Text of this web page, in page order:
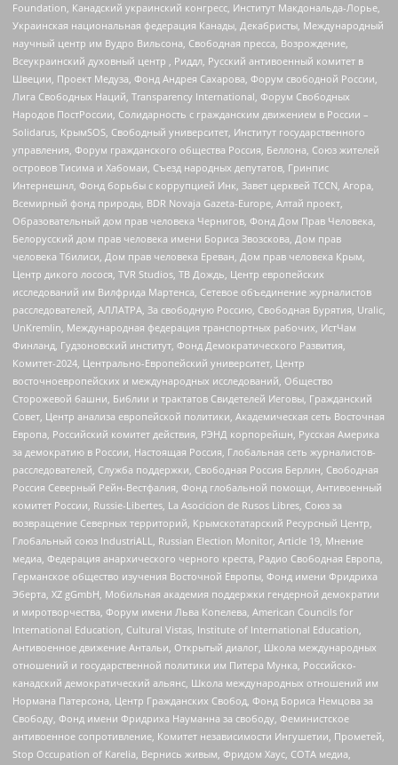
Foundation, Канадский украинский конгресс, Институт Макдональда-Лорье,
Украинская национальная федерация Канады, Декабристы, Международный
научный центр им Вудро Вильсона, Свободная пресса, Возрождение,
Всеукраинский духовный центр , Риддл, Русский антивоенный комитет в
Швеции, Проект Медуза, Фонд Андрея Сахарова, Форум свободной России,
Лига Свободных Наций, Transparеncy International, Форум Свободных
Народов ПостРоссии, Солидарность с гражданским движением в России –
Solidarus, КрымSOS, Свободный университет, Институт государственного
управления, Форум гражданского общества Россия, Беллона, Союз жителей
островов Тисима и Хабомаи, Съезд народных депутатов, Гринпис
Интернешнл, Фонд борьбы с коррупцией Инк, Завет церквей TCCN, Агора,
Всемирный фонд природы, BDR Novaja Gazeta-Europe, Алтай проект,
Образовательный дом прав человека Чернигов, Фонд Дом Прав Человека,
Белорусский дом прав человека имени Бориса Звозскова, Дом прав
человека Тбилиси, Дом прав человека Ереван, Дом прав человека Крым,
Центр дикого лосося, TVR Studios, ТВ Дождь, Центр европейских
исследований им Вилфрида Мартенса, Сетевое объединение журналистов
расследователей, АЛЛАТРА, За свободную Россию, Свободная Бурятия, Uralic,
UnKremlin, Международная федерация транспортных рабочих, ИстЧам
Финланд, Гудзоновский институт, Фонд Демократического Развития,
Комитет-2024, Центрально-Европейский университет, Центр
восточноевропейских и международных исследований, Общество
Сторожевой башни, Библии и трактатов Свидетелей Иеговы, Гражданский
Совет, Центр анализа европейской политики, Академическая сеть Восточная
Европа, Российский комитет действия, РЭНД корпорейшн, Русская Америка
за демократию в России, Настоящая Россия, Глобальная сеть журналистов-
расследователей, Служба поддержки, Свободная Россия Берлин, Свободная
Россия Северный Рейн-Вестфалия, Фонд глобальной помощи, Антивоенный
комитет России, Russie-Libertes, La Asocicion de Rusos Libres, Союз за
возвращение Северных территорий, Крымскотатарский Ресурсный Центр,
Глобальный союз IndustriALL, Russian Election Monitor, Article 19, Мнение
медиа, Федерация анархического черного креста, Радио Свободная Европа,
Германское общество изучения Восточной Европы, Фонд имени Фридриха
Эберта, XZ gGmbH, Мобильная академия поддержки гендерной демократии
и миротворчества, Форум имени Льва Копелева, American Councils for
International Education, Cultural Vistas, Institute of International Education,
Антивоенное движение Антальи, Открытый диалог, Школа международных
отношений и государственной политики им Питера Мунка, Российско-
канадский демократический альянс, Школа международных отношений им
Нормана Патерсона, Центр Гражданских Свобод, Фонд Бориса Немцова за
Свободу, Фонд имени Фридриха Науманна за свободу, Феминистское
антивоенное сопротивление, Комитет независимости Ингушетии, Прометей,
Stop Occupation of Karelia, Вернись живым, Фридом Хаус, СОТА медиа,